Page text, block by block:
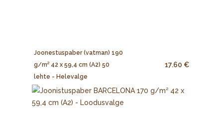
Joonestuspaber (vatman) 190
g/m² 42 x 59,4 cm (A2) 50
lehte - Helevalge
17.60 €